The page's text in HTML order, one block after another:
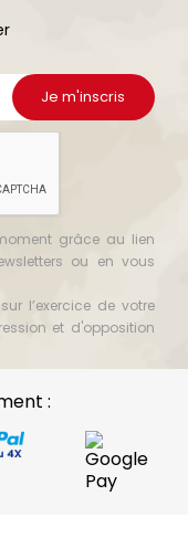
grâce au lien
ou en vous
l’exercice de votre
et d'opposition
: